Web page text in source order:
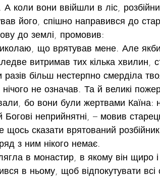
А коли вони ввійшли в ліс,
його, спішно направився до
до землі, промовив:
що врятував мене. Але
витримав тих кілька хвилин,
більш нестерпно смерділа
не означав. Та й великі
бо вони були жертвами Каїна:
Богові неприйнятні, – мовив
сказати врятований
з ним нікого немає.
в монастир, в якому він щиро і
в ньому, щоб відпокутувати всі